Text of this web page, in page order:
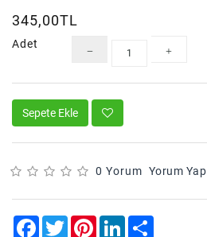
345,00TL
Adet
Sepete Ekle
0 Yorum Yorum Yap
Facebook
TwitterPinterestLinkedIn